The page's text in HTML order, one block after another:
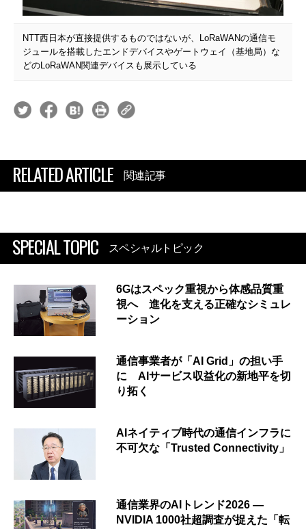
NTT西日本が直接提供するものではないが、LoRaWANの通信モ
ジュールを搭載したエンドデバイスやゲートウェイ（基地局）な
どのLoRaWAN関連デバイスも展示している
RELATED ARTICLE 関連記事
SPECIAL TOPIC スペシャルトピック
6Gはスペック重視から体感品質重
視へ 進化を支える正確なシミュレ
ーション
通信事業者が「AI Grid」の担い手
に AIサービス収益化の新地平を切
り拓く
AIネイティブ時代の通信インフラに
不可欠な「Trusted Connectivity」
通信業界のAIトレンド2026 ―
NVIDIA 1000社超調査が捉えた「転